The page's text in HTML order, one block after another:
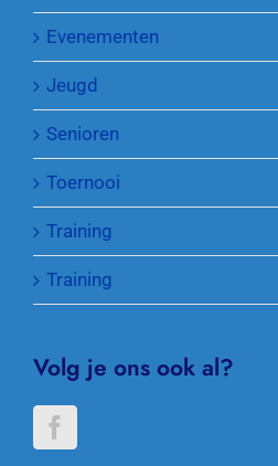
Evenementen
Jeugd
Senioren
Toernooi
Training
Training
Volg je ons ook al?